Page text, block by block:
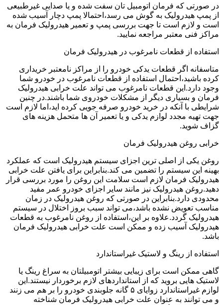
در صورتی که فرمان اتومبیل تان سفت شده و یا صدایی غیرطبیعی
از پمپ هیدرولیک به گوش می رسد،احتمالا پمپ دچار آسیب شده
است و لازم است تا جهت بررسی پمپ و تعمیر هیدرولیک فرمان به
مراکز فنی معتبر مراجعه نمایید.
استفاده از قطعات نامرغوب در هیدرولیک فرمان
متاسفانه اگر قطعات یدکی خودرو را از مراکز نامعتبر خریداری
کرده باشید،احتمال استفاده از قطعات نامرغوب در خودرو شما
وجود دارد.این قطعات نامرغوب می تواند علت خرابی هیدرولیک
فرمان و بسیاری دیگر از مشکلات خودروی شما باشند.در چنین
شرایطی با آنکه در خرید خودرو صرفه جویی کرده اید،اما لازم است
جهت تهیه مجدد لوازم یدکی و یا تعمیر آن ها متحمل هزینه های
گزاف شوید.
خرابی روغن هیدرولیک فرمان
روغن یکی از اصلی ترین اجزای سیستم هیدرولیک است که عملکرد
بهینه این سیستم را تضمین می کند.بنابراین برای یافتن علت خرابی
هیدرولیک فرمان لازم است سلامت این روغن را مورد بررسی قرار
دهید.روغن هیدرولیک نیز مانند سایر اجزای خودرو عمر مفید
محدودی دارد.بنابراین در صورتی که روغن هیدرولیک در زمان
مناسب تعویض نشده باشد،می تواند سبب بروز اختلال در سیستم
هیدرولیک گردد.علاوه بر این،استفاده از روغن نامرغوب به قطعات
هیدرولیک آسیب زده و ممکن است علت خرابی هیدرولیک فرمان
باشد.
استفاده از رینگ و لاستیک غیراستاندارد
گاهی ممکن است برای زیبایی بیشتر اتومبیلتان به سراغ رینگ یا
لاستیک هایی بروید که از استانداردهای لازم برخوردار نیستند.این
لوازم غیراستاندارد زوایای ۵ گانه جلوبندی خودرو را بر هم می زنند
و می توانند به عنوان علت خرابی هیدرولیک فرمان شناخته